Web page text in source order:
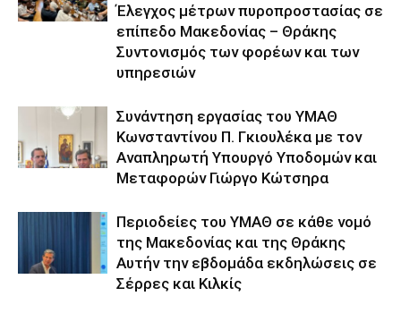
Έλεγχος μέτρων πυροπροστασίας σε
επίπεδο Μακεδονίας – Θράκης
Συντονισμός των φορέων και των
υπηρεσιών
Συνάντηση εργασίας του ΥΜΑΘ
Κωνσταντίνου Π. Γκιουλέκα με τον
Αναπληρωτή Υπουργό Υποδομών και
Μεταφορών Γιώργο Κώτσηρα
Περιοδείες του ΥΜΑΘ σε κάθε νομό
της Μακεδονίας και της Θράκης
Αυτήν την εβδομάδα εκδηλώσεις σε
Σέρρες και Κιλκίς